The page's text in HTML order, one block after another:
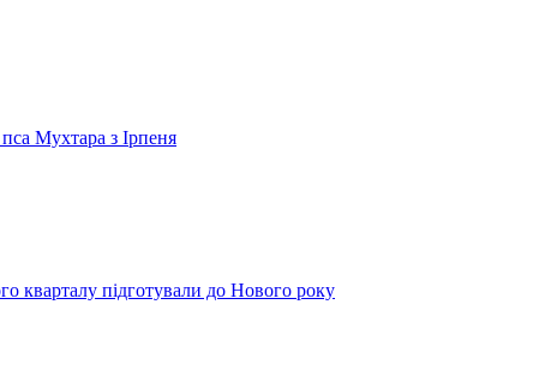
пса Мухтара з Ірпеня
кварталу підготували до Нового року